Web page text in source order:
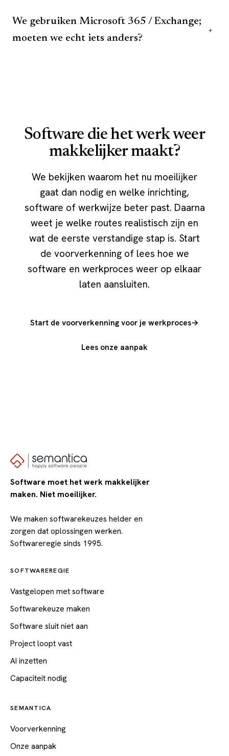
We gebruiken Microsoft 365 / Exchange;
moeten we echt iets anders?
+
Software die het werk weer
makkelijker maakt?
We bekijken waarom het nu moeilijker
gaat dan nodig en welke inrichting,
software of werkwijze beter past. Daarna
weet je welke routes realistisch zijn en
wat de eerste verstandige stap is. Start
de voorverkenning of lees hoe we
software en werkproces weer op elkaar
laten aansluiten.
Start de voorverkenning voor je werkproces→
Lees onze aanpak
Software moet het werk makkelijker
maken. Niet moeilijker.
We maken softwarekeuzes helder en
zorgen dat oplossingen werken.
Softwareregie sinds 1995.
SOFTWAREREGIE
Vastgelopen met software
Softwarekeuze maken
Software sluit niet aan
Project loopt vast
AI inzetten
Capaciteit nodig
SEMANTICA
Voorverkenning
Onze aanpak